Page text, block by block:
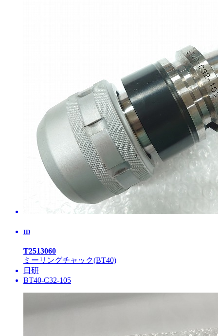
ID
T2513060
ミーリングチャック(BT40)
日研
BT40-C32-105